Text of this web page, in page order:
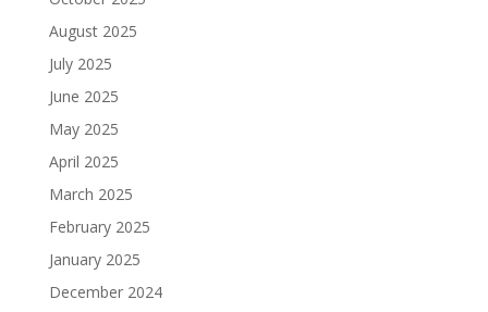
August 2025
July 2025
June 2025
May 2025
April 2025
March 2025
February 2025
January 2025
December 2024